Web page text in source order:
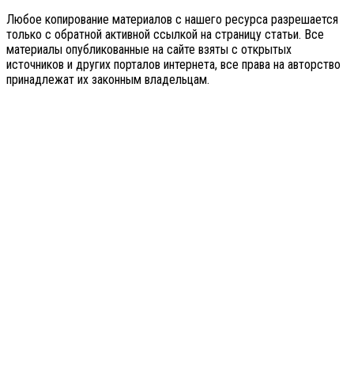
Любое копирование материалов с нашего ресурса разрешается
только с обратной активной ссылкой на страницу статьи. Все
материалы опубликованные на сайте взяты с открытых
источников и других порталов интернета, все права на авторство
принадлежат их законным владельцам.